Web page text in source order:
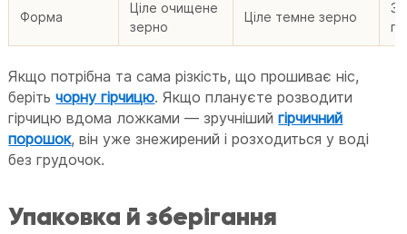
Форма
Ціле очищене
зерно
Ціле темне зерно
Якщо потрібна та сама різкість, що прошиває ніс,
берітьчорну гірчицю. Якщо плануєте розводити
гірчицю вдома ложками — зручнішийгірчичний
порошок, він уже знежирений і розходиться у воді
без грудочок.
Упаковка й зберігання